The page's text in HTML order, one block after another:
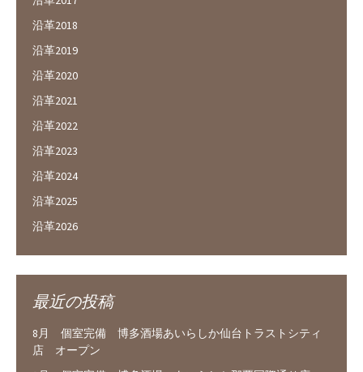
沿革2018
沿革2019
沿革2020
沿革2021
沿革2022
沿革2023
沿革2024
沿革2025
沿革2026
最近の投稿
8月 個室完備 博多酒場あいらしか仙台トラストシティ
店 オープン